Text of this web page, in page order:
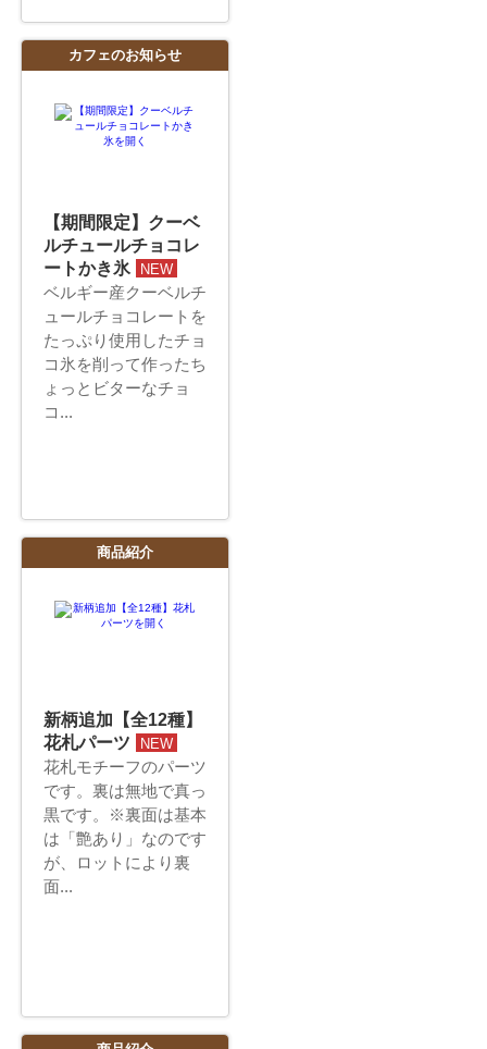
カフェのお知らせ
【期間限定】クーベ
ルチュールチョコレ
ートかき氷
NEW
ベルギー産クーベルチ
ュールチョコレートを
たっぷり使用したチョ
コ氷を削って作ったち
ょっとビターなチョ
コ...
商品紹介
新柄追加【全12種】
花札パーツ
NEW
花札モチーフのパーツ
です。裏は無地で真っ
黒です。※裏面は基本
は「艶あり」なのです
が、ロットにより裏
面...